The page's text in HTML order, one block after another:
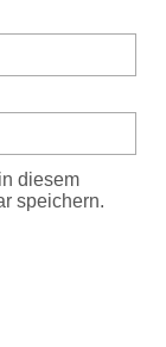
diesem
speichern.